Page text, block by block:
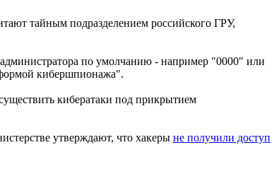
тайным подразделением российского ГРУ,
по умолчанию - например "0000" или
кибершпионажа".
кибератаки под прикрытием
утверждают, что хакеры не получили доступ